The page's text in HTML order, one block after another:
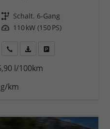
Getriebe Schalt. 6-Gang
Leistung 110 kW (150 PS)
anfordern
Datei,
l/100km
km